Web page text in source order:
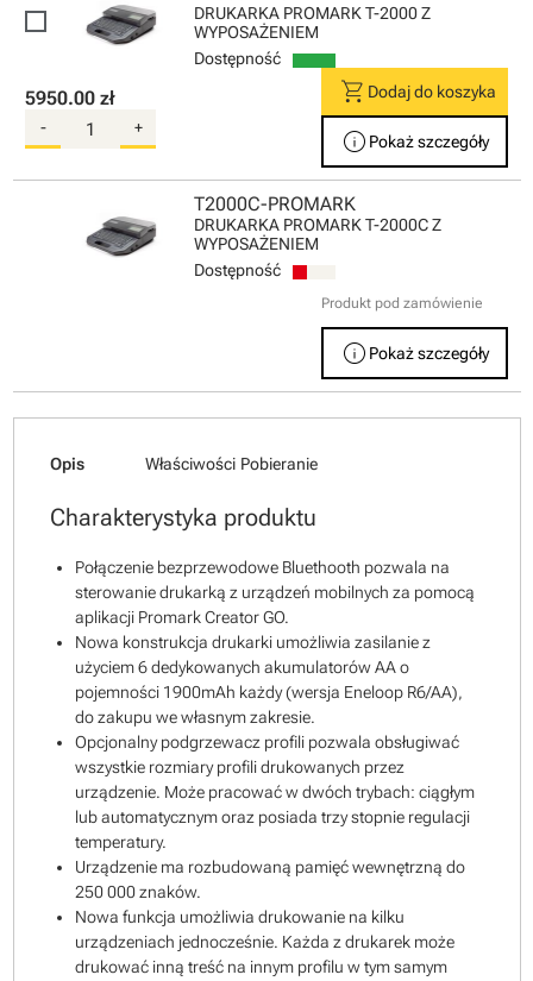
DRUKARKA PROMARK T-2000 Z
WYPOSAŻENIEM
Dostępność
5950.00 zł
- +
shopping_cart Dodaj do koszyka
info Pokaż szczegóły
T2000C-PROMARK
DRUKARKA PROMARK T-2000C Z
WYPOSAŻENIEM
Dostępność
Produkt pod zamówienie
info Pokaż szczegóły
Opis Właściwości Pobieranie
Charakterystyka produktu
Połączenie bezprzewodowe Bluethooth pozwala na
sterowanie drukarką z urządzeń mobilnych za pomocą
aplikacji Promark Creator GO.
Nowa konstrukcja drukarki umożliwia zasilanie z
użyciem 6 dedykowanych akumulatorów AA o
pojemności 1900mAh każdy (wersja Eneloop R6/AA),
do zakupu we własnym zakresie.
Opcjonalny podgrzewacz profili pozwala obsługiwać
wszystkie rozmiary profili drukowanych przez
urządzenie. Może pracować w dwóch trybach: ciągłym
lub automatycznym oraz posiada trzy stopnie regulacji
temperatury.
Urządzenie ma rozbudowaną pamięć wewnętrzną do
250 000 znaków.
Nowa funkcja umożliwia drukowanie na kilku
urządzeniach jednocześnie. Każda z drukarek może
drukować inną treść na innym profilu w tym samym